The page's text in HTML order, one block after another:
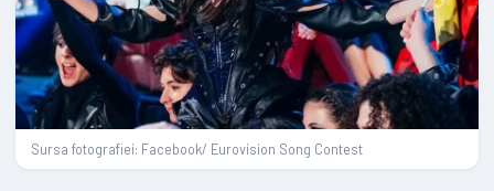
Sursa fotografiei: Facebook/ Eurovision Song Contest